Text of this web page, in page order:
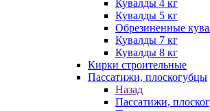
Кувалды 4 кг
Кувалды 5 кг
Обрезиненные
Кувалды 7 кг
Кувалды 8 кг
Кирки строительные
Пассатижи, плоскогубцы
Назад
Пассатижи,